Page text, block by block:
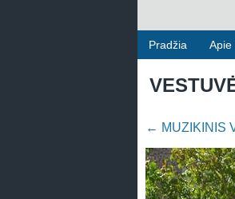
Pradžia Apie
← MUZIKINIS